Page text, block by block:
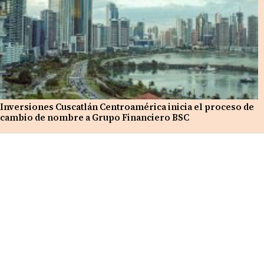
Inversiones Cuscatlán Centroamérica inicia el proceso de
cambio de nombre a Grupo Financiero BSC